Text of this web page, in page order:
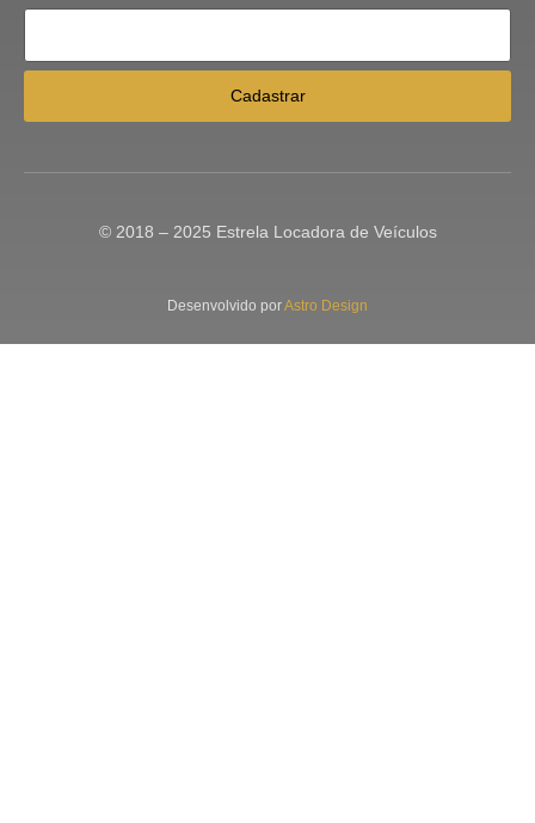
Cadastrar
© 2018 – 2025 Estrela Locadora de Veículos
Desenvolvido porAstro Design